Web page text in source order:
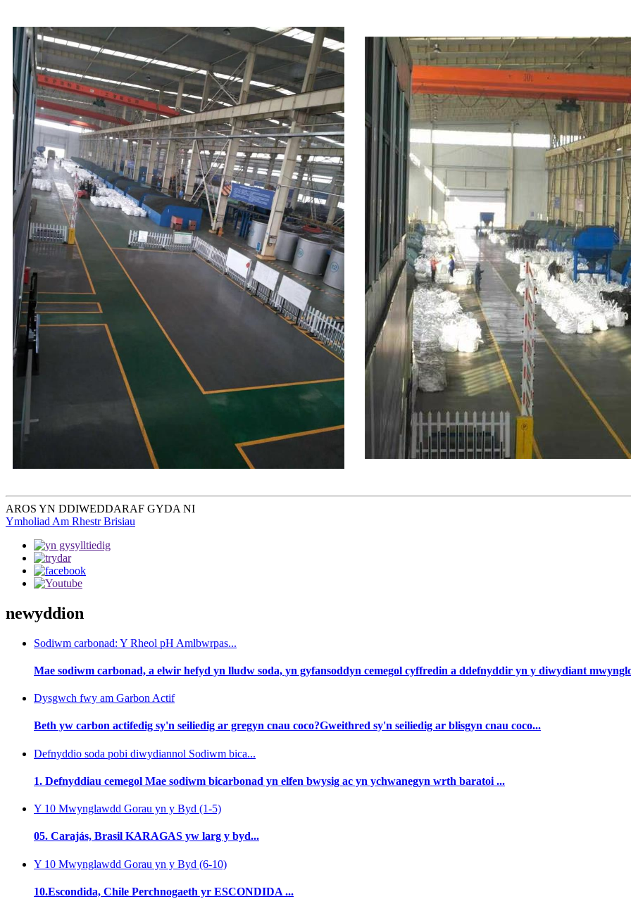
AROS YN DDIWEDDARAF GYDA NI
Ymholiad Am Rhestr Brisiau
newyddion
Sodiwm carbonad: Y Rheol pH Amlbwrpas...
Mae sodiwm carbonad, a elwir hefyd yn lludw soda, yn gyfansoddyn cemegol cyffredin a ddefnyddir yn y diwydiant
Dysgwch fwy am Garbon Actif
Beth yw carbon actifedig sy'n seiliedig ar gregyn cnau coco?Gweithred sy'n seiliedig ar blisgyn cnau coco...
Defnyddio soda pobi diwydiannol Sodiwm bica...
1. Defnyddiau cemegol Mae sodiwm bicarbonad yn elfen bwysig ac yn ychwanegyn wrth baratoi ...
Y 10 Mwynglawdd Gorau yn y Byd (1-5)
05. Carajás, Brasil KARAGAS yw larg y byd...
Y 10 Mwynglawdd Gorau yn y Byd (6-10)
10.Escondida, Chile Perchnogaeth yr ESCONDIDA ...